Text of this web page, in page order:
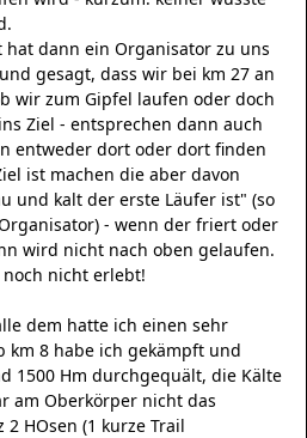
hat dann ein Organisator zu uns
gesagt, dass wir bei km 27 an
wir zum Gipfel laufen oder doch
Ziel - entsprechen dann auch
entweder dort oder dort finden
ist machen die aber davon
und kalt der erste Läufer ist" (so
- wenn der friert oder
wird nicht nach oben gelaufen.
noch nicht erlebt!
dem hatte ich einen sehr
km 8 habe ich gekämpft und
1500 Hm durchgequält, die Kälte
am Oberkörper nicht das
HOsen (1 kurze Trail